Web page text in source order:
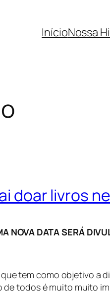
InícioNossa
doar livros
NOVA DATA SERÁ
tem como objetivo a
de todos é muito muito